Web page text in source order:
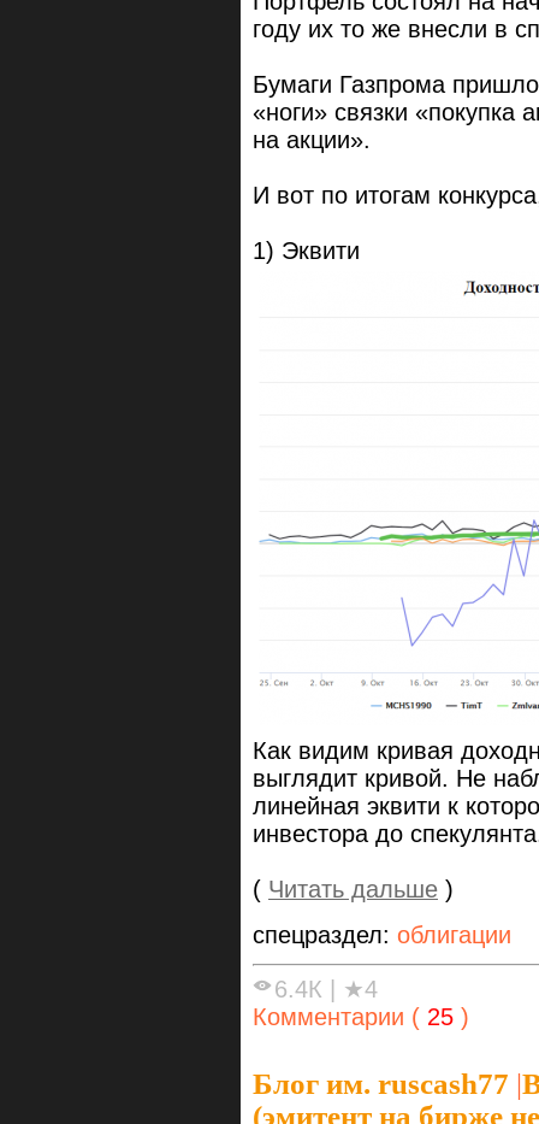
году их то же внесли в
Бумаги Газпрома
«ноги» связки
на акции».
И вот по итогам
1) Эквити
Как видим кривая
выглядит кривой. Не
линейная эквити к
инвестора до
( Читать дальше )
спецраздел: облигации
6.4К
★4
Комментарии ( 25 )
Блог им. ruscash77 |
(эмитент на бирже